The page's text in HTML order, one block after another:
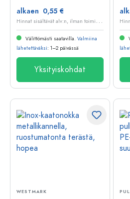
alkaen 0,55 €
H
innat sisältävät alv:n, ilman toimituskuluja
Välittömästi saatavilla. Valmiina
lähetettäväksi: 1–2 päivässä
Yksityiskohdat
WESTMARK